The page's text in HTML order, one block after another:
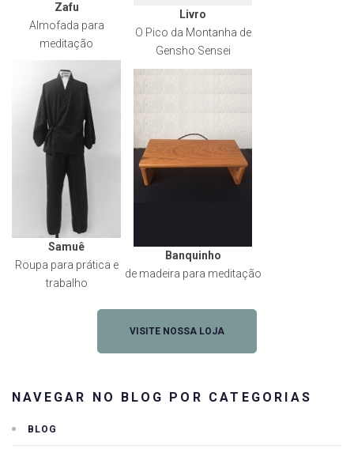
Zafu
Almofada para
meditação
Livro
O Pico da Montanha de
Gensho Sensei
Samuê
Roupa para prática e
trabalho
Banquinho
de madeira para meditação
VISITE NOSSA LOJA
NAVEGAR NO BLOG POR CATEGORIAS
BLOG